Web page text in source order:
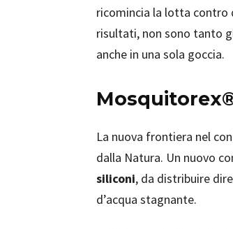
ricomincia la lotta contro
risultati, non sono tanto
anche in una sola goccia.
La nuova frontiera nel
dalla Natura. Un nuovo
siliconi, da distribuire
d’acqua stagnante.